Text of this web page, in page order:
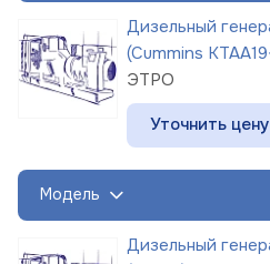
Дизельный
(Cummins
ЭТРО
Уточнить цену
Модель
Дизельный